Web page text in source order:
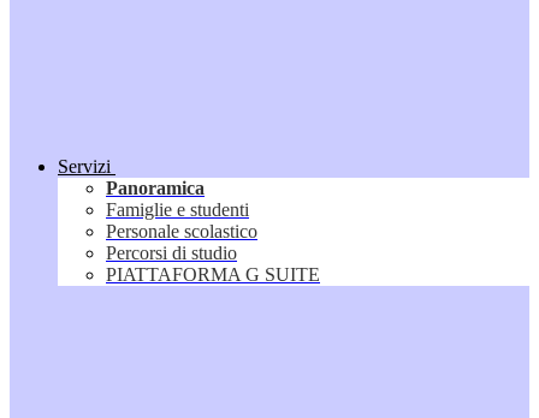
Servizi
Panoramica
Famiglie e studenti
Personale scolastico
Percorsi di studio
PIATTAFORMA G SUITE